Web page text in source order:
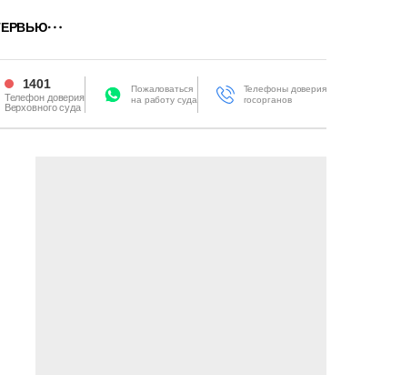
1401
Телефон доверия
Верховного суда
Пожаловаться
на работу суда
Телефоны доверия
госорганов